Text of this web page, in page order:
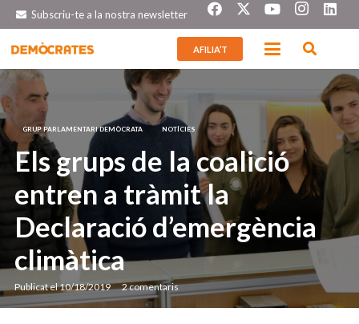
Subscriu-te a la nostra newsletter
AFILIA’T
GRUP PARLAMENTARI DEMÒCRATA NOTÍCIES
Els grups de la coalició
entren a tràmit la
Declaració d’emergència
climàtica
Publicat el10/18/2019 2comentaris